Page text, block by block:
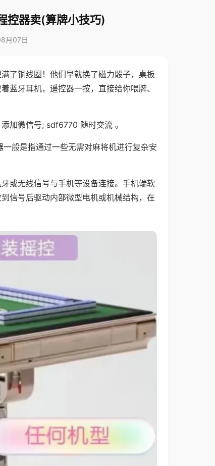
控器卖(算牌小技巧)
月07日
了铜线圈！他们早就换了磁力骰子，桌板
蓝牙耳机，遥控器一按，直接给你喂牌、
加微信号; sdf6770 随时交流 。
般是指通过一些无需对麻将机进行复杂安
或无线信号与手机等设备连接。手机端软
信号后驱动内部微型电机或机械结构，在